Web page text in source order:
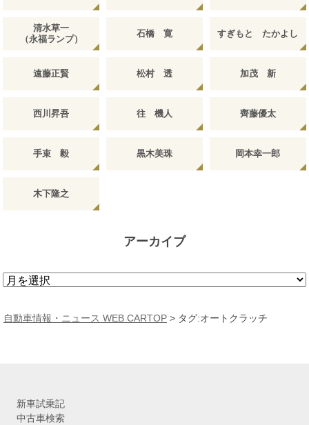
清水草一
（永福ランプ）
石橋 寛 すぎもと たかよし
遠藤正賢 松村 透 加茂 新
西川昇吾 往 機人 齊藤優太
手束 毅 黒木美珠 岡本幸一郎
木下隆之
アーカイブ
ア
カ
自動車情報・ニュース WEB CARTOP > タグ:オートクラッチ
新車試乗記
中古車検索